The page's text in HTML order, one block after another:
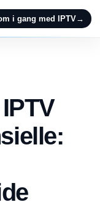
i gang med IPTV→